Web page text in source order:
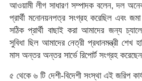
আওয়ামী লীগ সাধারণ সম্পাদক বলেন, দল
প্রার্থী মনোনয়নপত্র সংগ্রহ করেছিল এবং
সঠিক প্রার্থী বাছাই করা আমাদের জন্য
সুবিধা ছিল আমাদের নেত্রী প্রধানমন্ত্রী
মাস অন্তর অন্তর সার্ভে রিপোর্ট সংগ্রহ
৫ থেকে ৬ টি দেশী-বিদেশী সংস্থা এই জরিপ